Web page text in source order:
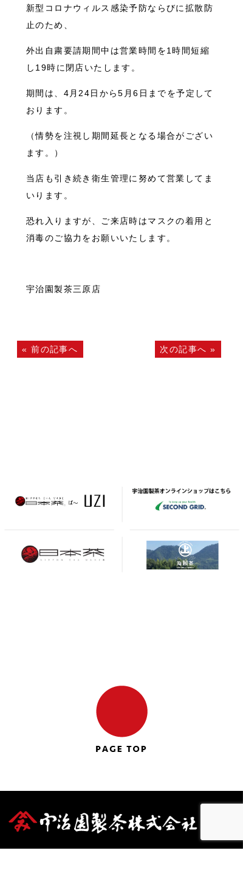
新型コロナウィルス感染予防ならびに拡散防
止のため、
外出自粛要請期間中は営業時間を1時間短縮
し19時に閉店いたします。
期間は、4月24日から5月6日までを予定して
おります。
（情勢を注視し期間延長となる場合がござい
ます。）
当店も引き続き衛生管理に努めて営業してま
いります。
恐れ入りますが、ご来店時はマスクの着用と
消毒のご協力をお願いいたします。
宇治園製茶三原店
«前の記事へ 次の記事へ »